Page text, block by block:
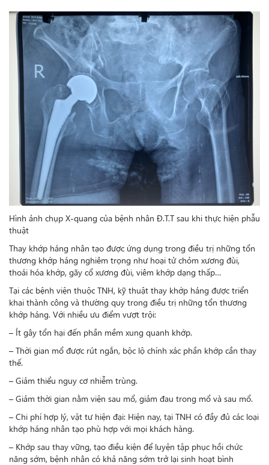
Hình ảnh chụp X-quang của bệnh nhân Đ.T.T sau khi thực hiện phẫu
thuật
Thay khớp háng nhân tạo được ứng dụng trong điều trị những tổn
thương khớp háng nghiêm trọng như hoại tử chỏm xương đùi,
thoái hóa khớp, gãy cổ xương đùi, viêm khớp dạng thấp…
Tại các bệnh viện thuộc TNH, kỹ thuật thay khớp háng được triển
khai thành công và thường quy trong điều trị những tổn thương
khớp háng. Với nhiều ưu điểm vượt trội:
– Ít gây tổn hại đến phần mềm xung quanh khớp.
– Thời gian mổ được rút ngắn, bộc lộ chính xác phần khớp cần thay
thế.
– Giảm thiểu nguy cơ nhiễm trùng.
– Giảm thời gian nằm viện sau mổ, giảm đau trong mổ và sau mổ.
– Chi phí hợp lý, vật tư hiện đại: Hiện nay, tại TNH có đầy đủ các loại
khớp háng nhân tạo phù hợp với mọi khách hàng.
– Khớp sau thay vững, tạo điều kiện để luyện tập phục hồi chức
năng sớm, bệnh nhân có khả năng sớm trở lại sinh hoạt bình